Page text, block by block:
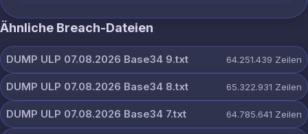
Ähnliche Breach-Dateien
DUMP ULP 07.08.2026 Base34 9.txt 64.251.439 Zeilen
DUMP ULP 07.08.2026 Base34 8.txt 65.322.931 Zeilen
DUMP ULP 07.08.2026 Base34 7.txt 64.785.641 Zeilen